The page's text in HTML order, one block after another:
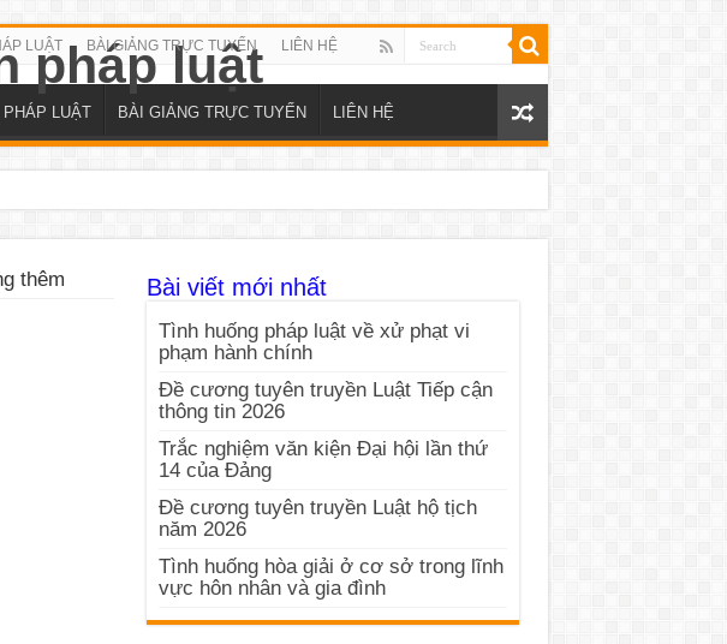
LUẬT BÀI GIẢNG TRỰC TUYẾN LIÊN HỆ
LUẬT BÀI GIẢNG TRỰC TUYẾN LIÊN HỆ
thêm Bài viết mới nhất
Tình huống pháp luật về xử phạt vi
phạm hành chính
Đề cương tuyên truyền Luật Tiếp cận
thông tin 2026
Trắc nghiệm văn kiện Đại hội lần thứ
14 của Đảng
Đề cương tuyên truyền Luật hộ tịch
năm 2026
Tình huống hòa giải ở cơ sở trong lĩnh
vực hôn nhân và gia đình